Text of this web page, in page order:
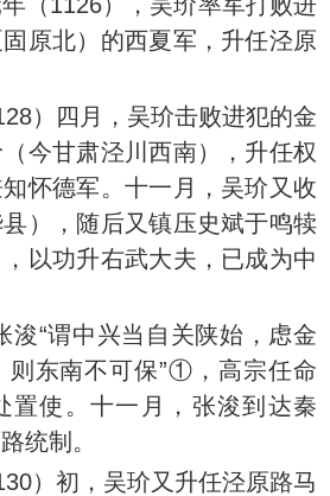
原北）的西夏军，升任泾原
）四月，吴玠击败进犯的金
今甘肃泾川西南），升任权
怀德军。十一月，吴玠又收
），随后又镇压史斌于鸣犊
以功升右武大夫，已成为中
“谓中兴当自关陕始，虑金
则东南不可保”①，高宗任命
置使。十一月，张浚到达秦
统制。
初，吴玠又升任泾原路马